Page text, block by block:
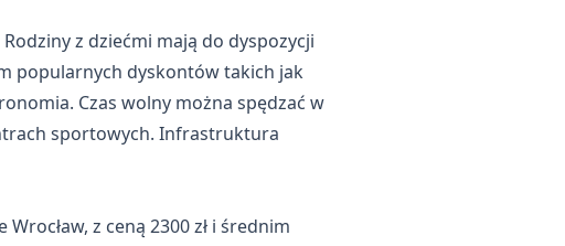
z dziećmi mają do dyspozycji
popularnych dyskontów takich jak
Czas wolny można spędzać w
sportowych. Infrastruktura
z ceną 2300 zł i średnim